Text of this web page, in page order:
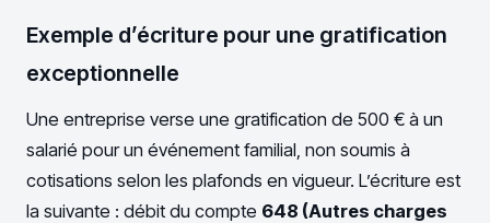
Exemple d’écriture pour une gratification
exceptionnelle
Une entreprise verse une gratification de 500 € à un
salarié pour un événement familial, non soumis à
cotisations selon les plafonds en vigueur. L’écriture est
la suivante : débit du compte 648 (Autres charges